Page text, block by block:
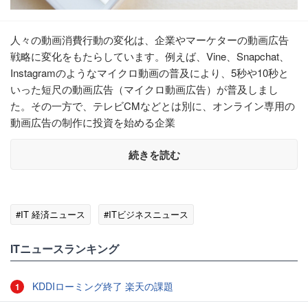
人々の動画消費行動の変化は、企業やマーケターの動画広告
戦略に変化をもたらしています。例えば、Vine、Snapchat、
Instagramのようなマイクロ動画の普及により、5秒や10秒と
いった短尺の動画広告（マイクロ動画広告）が普及しまし
た。その一方で、テレビCMなどとは別に、オンライン専用の
動画広告の制作に投資を始める企業
続きを読む
#IT 経済ニュース #ITビジネスニュース
ITニュースランキング
1 KDDIローミング終了 楽天の課題